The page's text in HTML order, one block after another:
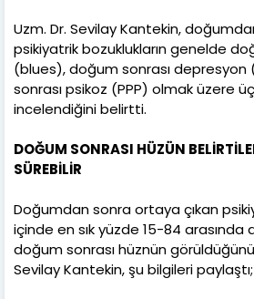
Uzm. Dr. Sevilay Kantekin,
psikiyatrik bozuklukların genelde
(blues), doğum sonrası depresyon
sonrası psikoz (PPP) olmak üzere üç
incelendiğini belirtti.
DOĞUM SONRASI HÜZÜN
SÜREBİLİR
Doğumdan sonra ortaya çıkan
içinde en sık yüzde 15-84
doğum sonrası hüznün
Sevilay Kantekin, şu bilgileri paylaştı;